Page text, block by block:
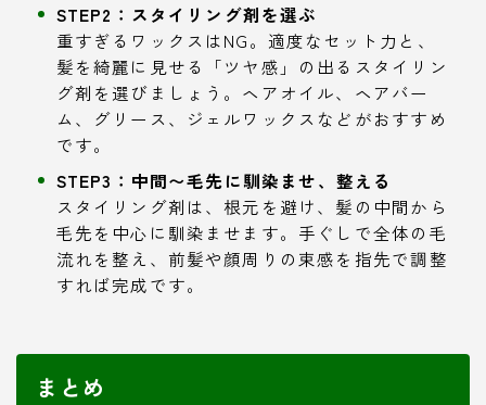
STEP2：スタイリング剤を選ぶ
重すぎるワックスはNG。適度なセット力と、
髪を綺麗に見せる「ツヤ感」の出るスタイリン
グ剤を選びましょう。ヘアオイル、ヘアバー
ム、グリース、ジェルワックスなどがおすすめ
です。
STEP3：中間〜毛先に馴染ませ、整える
スタイリング剤は、根元を避け、髪の中間から
毛先を中心に馴染ませます。手ぐしで全体の毛
流れを整え、前髪や顔周りの束感を指先で調整
すれば完成です。
まとめ